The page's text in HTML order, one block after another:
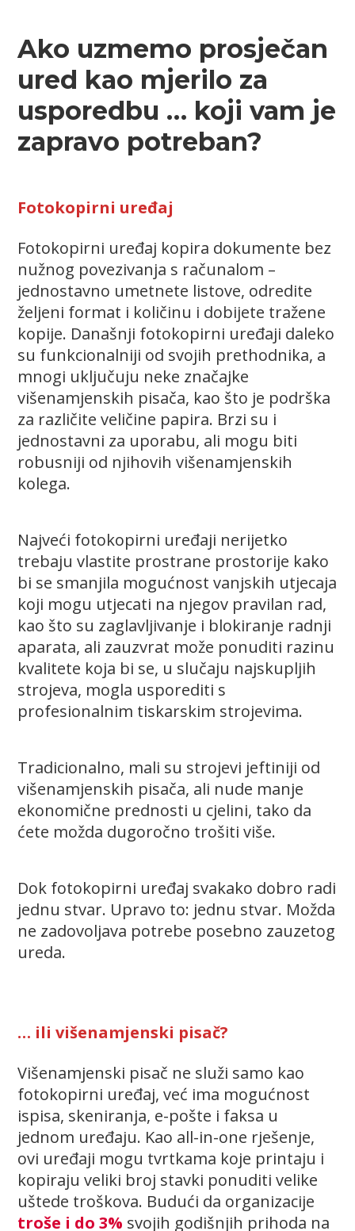
Ako uzmemo prosječan
ured kao mjerilo za
usporedbu … koji vam je
zapravo potreban?
Fotokopirni uređaj
Fotokopirni uređaj kopira dokumente bez
nužnog povezivanja s računalom –
jednostavno umetnete listove, odredite
željeni format i količinu i dobijete tražene
kopije. Današnji fotokopirni uređaji daleko
su funkcionalniji od svojih prethodnika, a
mnogi uključuju neke značajke
višenamjenskih pisača, kao što je podrška
za različite veličine papira. Brzi su i
jednostavni za uporabu, ali mogu biti
robusniji od njihovih višenamjenskih
kolega.
Najveći fotokopirni uređaji nerijetko
trebaju vlastite prostrane prostorije kako
bi se smanjila mogućnost vanjskih utjecaja
koji mogu utjecati na njegov pravilan rad,
kao što su zaglavljivanje i blokiranje radnji
aparata, ali zauzvrat može ponuditi razinu
kvalitete koja bi se, u slučaju najskupljih
strojeva, mogla usporediti s
profesionalnim tiskarskim strojevima.
Tradicionalno, mali su strojevi jeftiniji od
višenamjenskih pisača, ali nude manje
ekonomične prednosti u cjelini, tako da
ćete možda dugoročno trošiti više.
Dok fotokopirni uređaj svakako dobro radi
jednu stvar. Upravo to: jednu stvar. Možda
ne zadovoljava potrebe posebno zauzetog
ureda.
… ili višenamjenski pisač?
Višenamjenski pisač ne služi samo kao
fotokopirni uređaj, već ima mogućnost
ispisa, skeniranja, e-pošte i faksa u
jednom uređaju. Kao all-in-one rješenje,
ovi uređaji mogu tvrtkama koje printaju i
kopiraju veliki broj stavki ponuditi velike
uštede troškova. Budući da organizacije
troše i do 3% svojih godišnjih prihoda na